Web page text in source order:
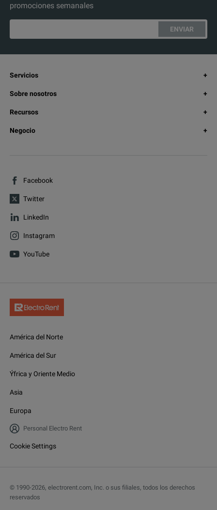
promociones semanales
ENVIAR
Servicios
Sobre nosotros
Recursos
Negocio
Facebook
Twitter
LinkedIn
Instagram
YouTube
América del Norte
América del Sur
Ýfrica y Oriente Medio
Asia
Europa
Personal Electro Rent
Cookie Settings
© 1990-2026, electrorent.com, Inc. o sus filiales, todos los derechos
reservados